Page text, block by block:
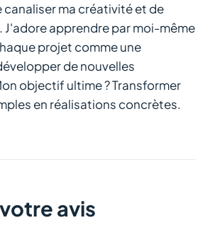
победы: как
игроки стали
играя в
выиграть крупные суммы
canaliser ma créativité et de
J'adore apprendre par moi-même
projet comme une
de nouvelles
objectif ultime ? Transformer
en réalisations concrètes.
avis